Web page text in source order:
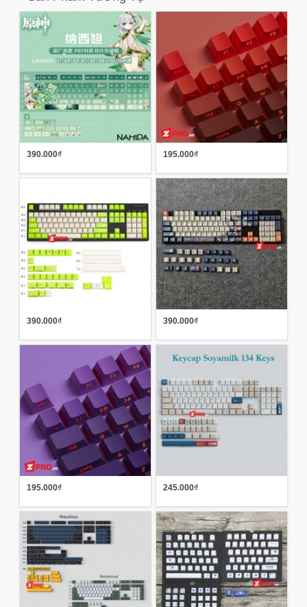
390.000₫ 195.000₫
390.000₫ 390.000₫
195.000₫ 245.000₫